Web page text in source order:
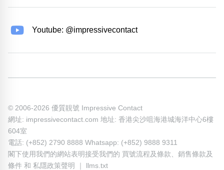
Youtube: @impressivecontact
© 2006-2026 優質靚號 Impressive Contact
網址: impressivecontact.com 地址: 香港尖沙咀海港城海洋中心6樓
604室
電話: (+852) 2790 8888 Whatsapp: (+852) 9888 9311
閣下使用我們的網站表明接受我們的 買號流程及條款
銷售條款及
條件 和 私隱政策聲明 llms.txt